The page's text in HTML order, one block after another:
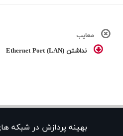
معایب
نداشتن Ethernet Port (LAN)
بهينه پردازش در شبکه